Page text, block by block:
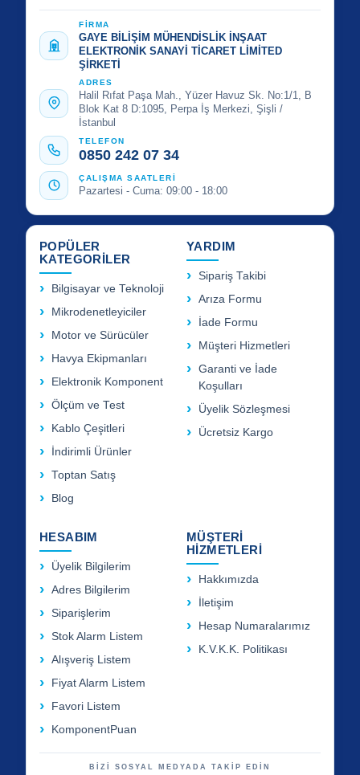
FİRMA
GAYE BİLİŞİM MÜHENDİSLİK İNŞAAT
ELEKTRONİK SANAYİ TİCARET LİMİTED
ŞİRKETİ
ADRES
Halil Rıfat Paşa Mah., Yüzer Havuz Sk. No:1/1, B
Blok Kat 8 D:1095, Perpa İş Merkezi, Şişli /
İstanbul
TELEFON
0850 242 07 34
ÇALIŞMA SAATLERİ
Pazartesi - Cuma: 09:00 - 18:00
POPÜLER
KATEGORİLER
Bilgisayar ve Teknoloji
Mikrodenetleyiciler
Motor ve Sürücüler
Havya Ekipmanları
Elektronik Komponent
Ölçüm ve Test
Kablo Çeşitleri
İndirimli Ürünler
Toptan Satış
Blog
YARDIM
Sipariş Takibi
Arıza Formu
İade Formu
Müşteri Hizmetleri
Garanti ve İade
Koşulları
Üyelik Sözleşmesi
Ücretsiz Kargo
HESABIM
Üyelik Bilgilerim
Adres Bilgilerim
Siparişlerim
Stok Alarm Listem
Alışveriş Listem
Fiyat Alarm Listem
Favori Listem
KomponentPuan
MÜŞTERİ
HİZMETLERİ
Hakkımızda
İletişim
Hesap Numaralarımız
K.V.K.K. Politikası
BİZİ SOSYAL MEDYADA TAKİP EDİN